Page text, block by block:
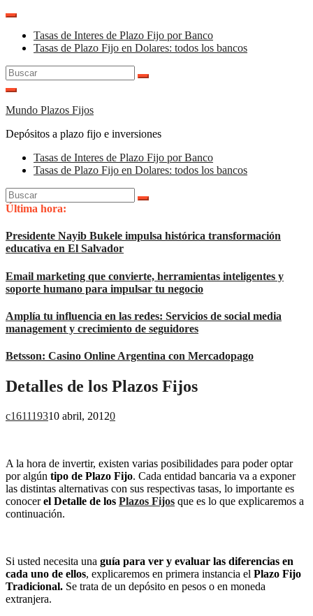
Saltar
contenidoTasas de Interes de Plazo Fijo por Banco
Tasas de Plazo Fijo en Dolares: todos los bancos
Buscar:
Mundo Plazos Fijos
Depósitos a plazo fijo e inversiones
Tasas de Interes de Plazo Fijo por Banco
Tasas de Plazo Fijo en Dolares: todos los bancos
Buscar:
Última hora:
Presidente Nayib Bukele impulsa histórica transformación
educativa en El Salvador
Email marketing que convierte, herramientas inteligentes y
soporte humano para impulsar tu negocio
Amplía tu influencia en las redes: Servicios de social media
management y crecimiento de seguidores
Betsson: Casino Online Argentina con Mercadopago
Detalles de los Plazos Fijos
c161119310 abril, 20120
A la hora de invertir, existen varias posibilidades para poder optar
por algún tipo de Plazo Fijo. Cada entidad bancaria va a exponer
las distintas alternativas con sus respectivas tasas, lo importante es
conocerel Detalle de los Plazos Fijos que es lo que explicaremos a
continuación.
Si usted necesita una guía para ver y evaluar las diferencias en
cada uno de ellos, explicaremos en primera instancia el Plazo Fijo
Tradicional. Se trata de un depósito en pesos o en moneda
extranjera.